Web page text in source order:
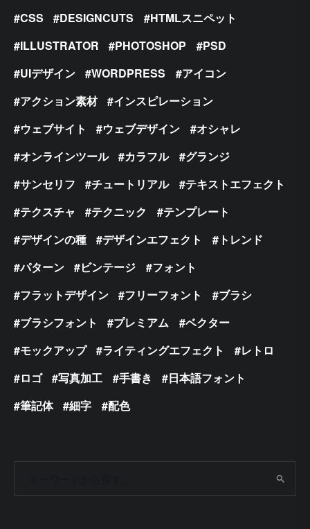
CSS DESIGNCUTS
HTMLスニペット
ILLUSTRATOR
PHOTOSHOP
PSD
UIデザイン
WORDPRESS
アイコン
アクション素材
インスピレーション
ウェブサイト
ウェブデザイン
オシャレ
オンラインツール
カラフル
グランジ
サンセリフ
チュートリアル
テキストエフェクト
テクスチャ
テクニック
テンプレート
デザインの種
デザインエフェクト
トレンド
パターン
ビンテージ
フォント
フラットデザイン
フリーフォント
ブラシ
ブラシフォント
プレミアム
ベクター
モックアップ
ライティングエフェクト
レトロ
ロゴ
写真加工 手書き
日本語フォント
筆記体
細字 配色